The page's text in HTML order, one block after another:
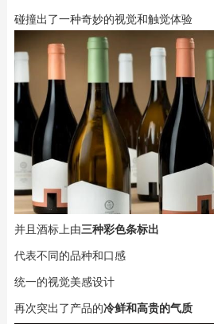
碰撞出了一种奇妙的视觉和触觉体验
并且酒标上由三种彩色条标出
代表不同的品种和口感
统一的视觉美感设计
再次突出了产品的冷鲜和高贵的气质